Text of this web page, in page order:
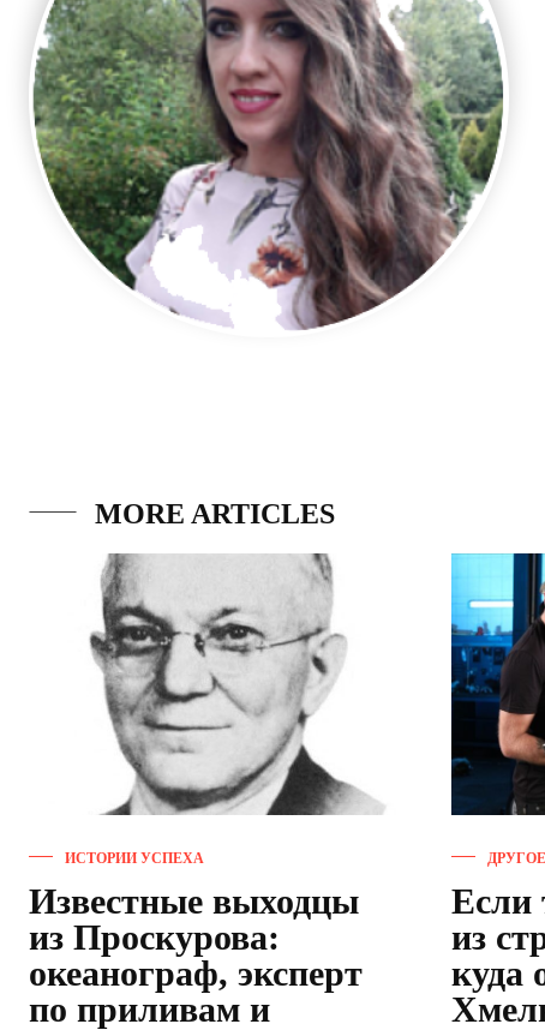
MORE ARTICLES
ИСТОРИИ УСПЕХА
Известные выходцы
из Проскурова:
океанограф, эксперт
по приливам и
ДРУГОЕ
Если
из
куда